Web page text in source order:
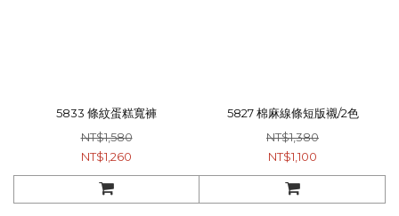
5833 條紋蛋糕寬褲
NT$1,580
NT$1,260
5827 棉麻線條短版襯/2色
NT$1,380
NT$1,100